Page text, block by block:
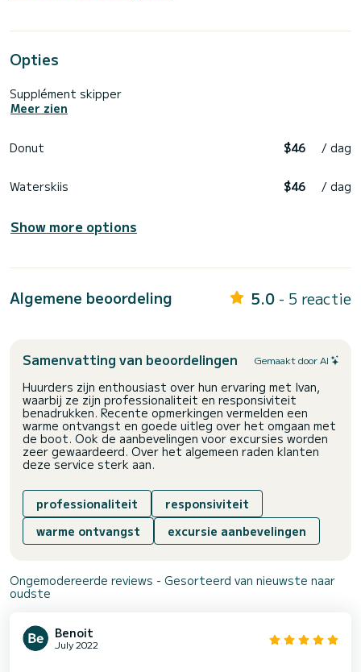
Opties
Supplément skipper
Meer zien
Donut $46 / dag
Waterskiis $46 / dag
Show more options
Algemene beoordeling 5.0 - 5 reactie
Samenvatting van beoordelingen Gemaakt door AI
Huurders zijn enthousiast over hun ervaring met Ivan,
waarbij ze zijn professionaliteit en responsiviteit
benadrukken. Recente opmerkingen vermelden een
warme ontvangst en goede uitleg over het omgaan met
de boot. Ook de aanbevelingen voor excursies worden
zeer gewaardeerd. Over het algemeen raden klanten
deze service sterk aan.
professionaliteit
responsiviteit
warme ontvangst
excursie aanbevelingen
Ongemodereerde reviews - Gesorteerd van nieuwste naar
oudste
Benoit
July 2022